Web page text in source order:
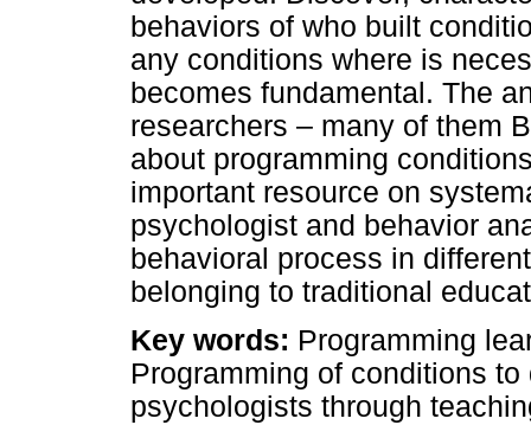
behaviors of who built
any conditions where is
becomes fundamental. The
researchers – many of them
about programming
important resource on
psychologist and behavior
behavioral process in
belonging to traditional
Key words: Programming
Programming of conditions
psychologists through